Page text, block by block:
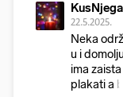
KusNjega
22.5.2025.
Neka
u i
ima
plakati a b